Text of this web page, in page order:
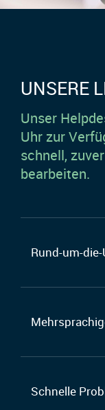
UNSERE
Unser
Uhr zur
schnell,
bearbeiten.
Rund-um-
Schnelle